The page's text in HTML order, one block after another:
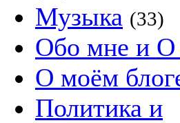
Музыка (33)
Обо мне и О
О моём
Политика и